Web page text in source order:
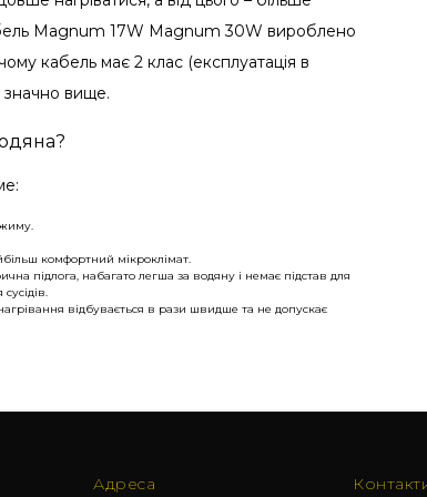
Magnum 17W Magnum 30W вироблено
кабель має 2 клас (експлуатація в
значно вище.
комфортний мікроклімат.
підлога, набагато легша за водяну і немає підстав для
відбувається в рази швидше та не допускає
Адреса